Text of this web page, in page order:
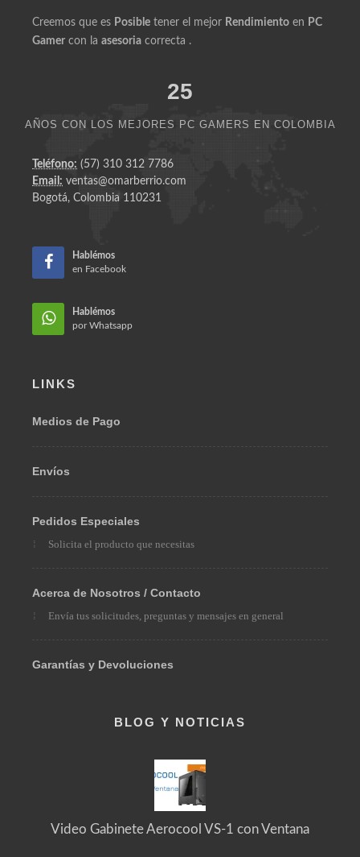
Creemos que es Posible tener el mejor Rendimiento en PC
Gamer con la asesoria correcta .
25
AÑOS CON LOS MEJORES PC GAMERS EN COLOMBIA
Teléfono: (57) 310 312 7786
Email: ventas@omarberrio.com
Bogotá, Colombia 110231
Hablémos
en Facebook
Hablémos
por Whatsapp
LINKS
Medios de Pago
Envíos
Pedidos Especiales
Solicita el producto que necesitas
Acerca de Nosotros / Contacto
Envía tus solicitudes, preguntas y mensajes en general
Garantías y Devoluciones
BLOG Y NOTICIAS
Video Gabinete Aerocool VS-1 con Ventana